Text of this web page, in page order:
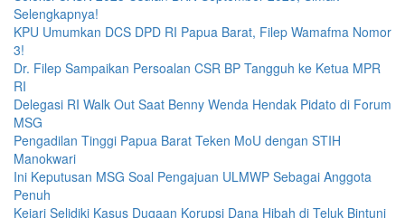
Selengkapnya!
KPU Umumkan DCS DPD RI Papua Barat, Filep Wamafma Nomor
3!
Dr. Filep Sampaikan Persoalan CSR BP Tangguh ke Ketua MPR
RI
Delegasi RI Walk Out Saat Benny Wenda Hendak Pidato di Forum
MSG
Pengadilan Tinggi Papua Barat Teken MoU dengan STIH
Manokwari
Ini Keputusan MSG Soal Pengajuan ULMWP Sebagai Anggota
Penuh
Kejari Selidiki Kasus Dugaan Korupsi Dana Hibah di Teluk Bintuni